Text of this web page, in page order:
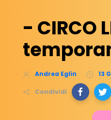
- CIRCO
Andrea Eglin 13
Condividi